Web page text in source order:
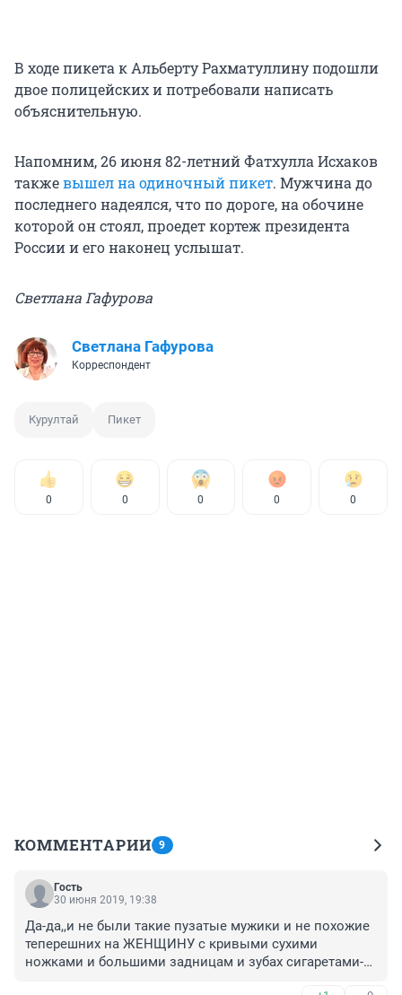
В ходе пикета к Альберту Рахматуллину подошли
двое полицейских и потребовали написать
объяснительную.
Напомним, 26 июня 82-летний Фатхулла Исхаков
такжевышел на одиночный пикет. Мужчина до
последнего надеялся, что по дороге, на обочине
которой он стоял, проедет кортеж президента
России и его наконец услышат.
Светлана Гафурова
Светлана Гафурова
Корреспондент
Курултай Пикет
0 0 0 0 0
КОММЕНТАРИИ 9
Гость
30 июня 2019, 19:38
Да-да,,и не были такие пузатые мужики и не похожие
теперешних на ЖЕНЩИНУ с кривыми сухими
ножками и большими задницам и зубах сигаретами-